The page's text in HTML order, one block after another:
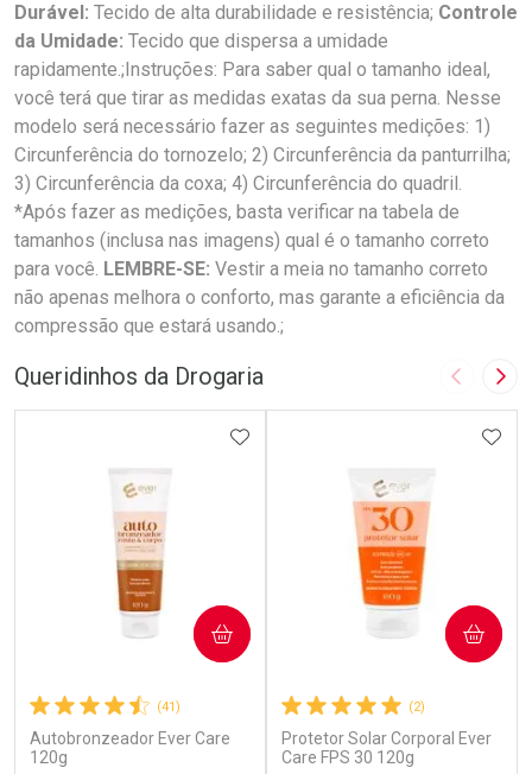
Durável: Tecido de alta durabilidade e resistência; Controle
da Umidade: Tecido que dispersa a umidade
rapidamente.;Instruções: Para saber qual o tamanho ideal,
você terá que tirar as medidas exatas da sua perna. Nesse
modelo será necessário fazer as seguintes medições: 1)
Circunferência do tornozelo; 2) Circunferência da panturrilha;
3) Circunferência da coxa; 4) Circunferência do quadril.
*Após fazer as medições, basta verificar na tabela de
tamanhos (inclusa nas imagens) qual é o tamanho correto
para você. LEMBRE-SE: Vestir a meia no tamanho correto
não apenas melhora o conforto, mas garante a eficiência da
compressão que estará usando.;
Queridinhos da Drogaria Imagem
(41)
Autobronzeador Ever Care
120g
ADICIONAR AOS FAVORITOS
COMPRAR
(2)
Protetor Solar Corporal Ever
Care FPS 30 120g
COMPRAR